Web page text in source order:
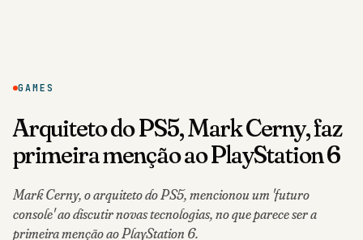
GAMES
Arquiteto do PS5, Mark Cerny, faz
primeira menção ao PlayStation 6
Mark Cerny, o arquiteto do PS5, mencionou um 'futuro
console' ao discutir novas tecnologias, no que parece ser a
primeira menção ao PlayStation 6.